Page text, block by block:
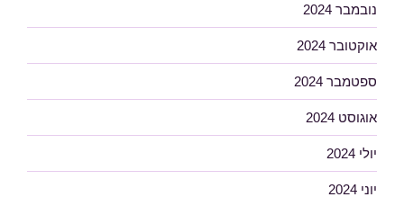
נובמבר 2024
אוקטובר 2024
ספטמבר 2024
אוגוסט 2024
יולי 2024
יוני 2024